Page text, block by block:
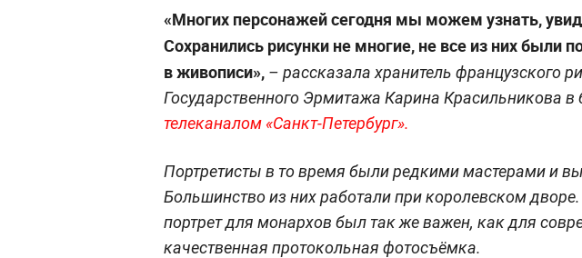
«Многих персонажей сегодня мы можем узнать,
Сохранились рисунки не многие, не все из них были
в живописи», – рассказала хранитель французского
Государственного Эрмитажа Карина Красильникова в
телеканалом «Санкт-Петербург».
Портретисты в то время были редкими мастерами и
Большинство из них работали при королевском
портрет для монархов был так же важен, как для
качественная протокольная фотосъёмка.